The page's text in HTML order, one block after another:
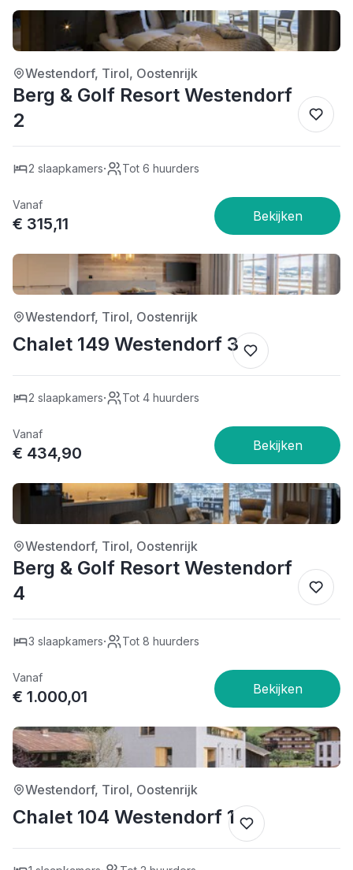
Westendorf, Tirol, Oostenrijk
Berg & Golf Resort Westendorf
2
2 slaapkamers· Tot 6 huurders
Vanaf
€ 315,11
Westendorf, Tirol, Oostenrijk
Chalet 149 Westendorf 3
2 slaapkamers· Tot 4 huurders
Vanaf
€ 434,90
Westendorf, Tirol, Oostenrijk
Berg & Golf Resort Westendorf
4
3 slaapkamers· Tot 8 huurders
Vanaf
€ 1.000,01
4/5
Westendorf, Tirol, Oostenrijk
Chalet 104 Westendorf 1